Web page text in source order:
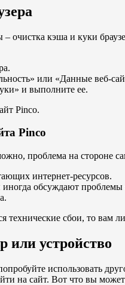
очистка кэша и куки
или «Данные веб-
и выполните ее.
Pinco.
Pinco
проблема на стороне
интернет-ресурсов.
иногда обсуждают проблемы
технические сбои, то вам
или устройство
использовать
на сайт. Вот что вы